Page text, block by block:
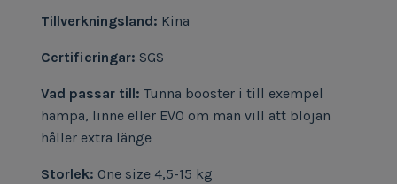
Tillverkningsland: Kina
Certifieringar: SGS
Vad passar till: Tunna booster i till exempel
hampa, linne eller EVO om man vill att blöjan
håller extra länge
Storlek: One size 4,5-15 kg